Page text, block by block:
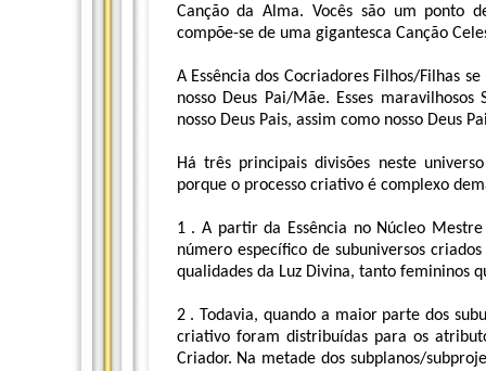
Canção da Alma. Vocês são um ponto
compõe-se de uma gigantesca Canção
A Essência dos Cocriadores Filhos/Filhas
nosso Deus Pai/Mãe. Esses
nosso Deus Pais, assim como nosso Deus
Há três principais divisões neste
porque o processo criativo é complexo
1 . A partir da Essência no Núcleo
número específico de subuniversos
qualidades da Luz Divina, tanto femininos
2 . Todavia, quando a maior parte dos
criativo foram distribuídas para os
Criador. Na metade dos subplanos/